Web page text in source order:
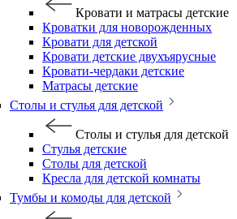
Кровати и матрасы детские
Кроватки для новорожденных
Кровати для детской
Кровати детские двухъярусные
Кровати-чердаки детские
Матрасы детские
Столы и стулья для детской
Столы и стулья для детской
Стулья детские
Столы для детской
Кресла для детской комнаты
Тумбы и комоды для детской